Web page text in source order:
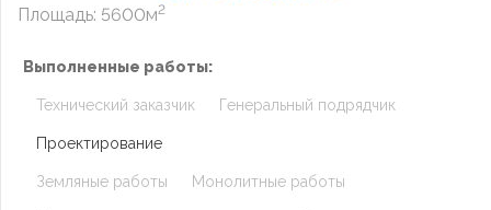
Площадь: 5600м2
Выполненные работы:
Технический заказчик Генеральный подрядчик
Проектирование
Земляные работы Монолитные работы